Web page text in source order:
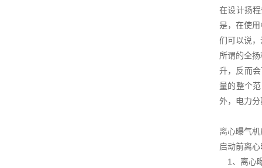
在设计扬
是，在使
们可以说
所谓的全
升，反而
量的整个
外，电力
离心曝气
启动前离
1、离心